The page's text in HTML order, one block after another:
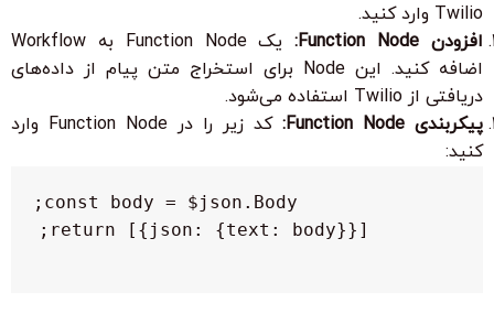
Twilio وارد کنید.
افزودن Function Node:
یک Function Node به Workflow
اضافه کنید. این Node برای استخراج متن پیام از داده‌های
دریافتی از Twilio استفاده می‌شود.
پیکربندی Function Node:
کد زیر را در Function Node وارد
کنید:
return [{json: {text: body}}];